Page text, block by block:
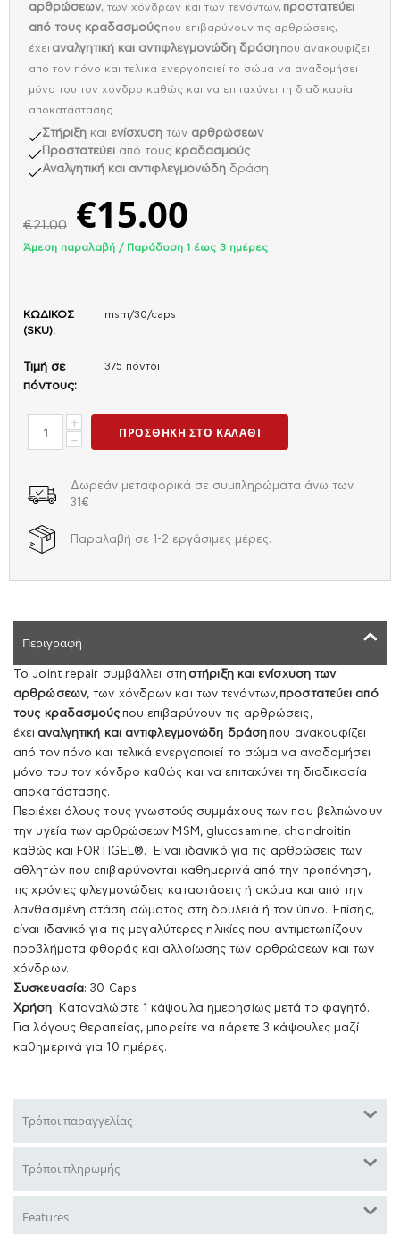
αρθρώσεων, των χόνδρων και των τενόντων, προστατεύει
από τους κραδασμούς που επιβαρύνουν τις αρθρώσεις,
έχει αναλγητική και αντιφλεγμονώδη δράση που ανακουφίζει
από τον πόνο και τελικά ενεργοποιεί το σώμα να αναδομήσει
μόνο του τον χόνδρο καθώς και να επιταχύνει τη διαδικασία
αποκατάστασης.
Στήριξη και ενίσχυση των αρθρώσεων
Προστατεύει από τους κραδασμούς
Αναλγητική και αντιφλεγμονώδη δράση
€21.00 €15.00
Άμεση παραλαβή / Παράδoση 1 έως 3 ημέρες
ΚΩΔΙΚΟΣ
(SKU):
msm/30/caps
Τιμή σε
πόντους:
375 πόντοι
+
−
ΠΡΟΣΘΉΚΗ ΣΤΟ ΚΑΛΆΘΙ
Δωρεάν μεταφορικά σε συμπληρώματα άνω των
31€
Παραλαβή σε 1-2 εργάσιμες μέρες.
Περιγραφή
Το Joint repair συμβάλλει στη στήριξη και ενίσχυση των
αρθρώσεων, των χόνδρων και των τενόντων,προστατεύει από
τους κραδασμούς που επιβαρύνουν τις αρθρώσεις,
έχει αναλγητική και αντιφλεγμονώδη δράσηπου ανακουφίζει
από τον πόνο και τελικά ενεργοποιεί το σώμα να αναδομήσει
μόνο του τον χόνδρο καθώς και να επιταχύνει τη διαδικασία
αποκατάστασης.
Περιέχει όλους τους γνωστούς συμμάχους των που βελτιώνουν
την υγεία των αρθρώσεων MSM, glucosamine, chondroitin
καθώς και FORTIGEL®. Είναι ιδανικό για τις αρθρώσεις των
αθλητών που επιβαρύνονται καθημερινά από την προπόνηση,
τις χρόνιες φλεγμονώδεις καταστάσεις ή ακόμα και από την
λανθασμένη στάση σώματος στη δουλειά ή τον ύπνο. Επίσης,
είναι ιδανικό για τις μεγαλύτερες ηλικίες που αντιμετωπίζουν
προβλήματα φθοράς και αλλοίωσης των αρθρώσεων και των
χόνδρων.
Συσκευασία: 30 Caps
Χρήση: Καταναλώστε 1 κάψουλα ημερησίως μετά το φαγητό.
Για λόγους θεραπείας, μπορείτε να πάρετε 3 κάψουλες μαζί
καθημερινά για 10 ημέρες.
Τρόποι παραγγελίας
Τρόποι πληρωμής
Features